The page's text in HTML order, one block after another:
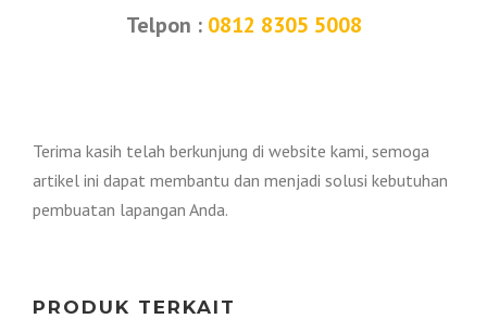
Telpon : 0812 8305 5008
Terima kasih telah berkunjung di website kami, semoga
artikel ini dapat membantu dan menjadi solusi kebutuhan
pembuatan lapangan Anda.
PRODUK TERKAIT